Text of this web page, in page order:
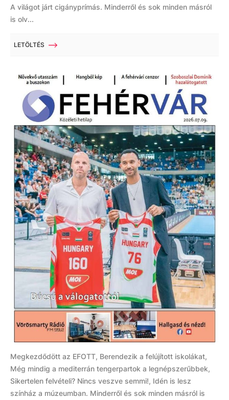
A világot járt cigányprímás. Minderről és sok minden másról
is olv...
LETÖLTÉS
Megkezdődött az EFOTT, Berendezik a felújított iskolákat,
Még mindig a mediterrán tengerpartok a legnépszerűbbek,
Sikertelen felvételi? Nincs veszve semmi!, Idén is lesz
színház a múzeumban. Minderről és sok minden másról is